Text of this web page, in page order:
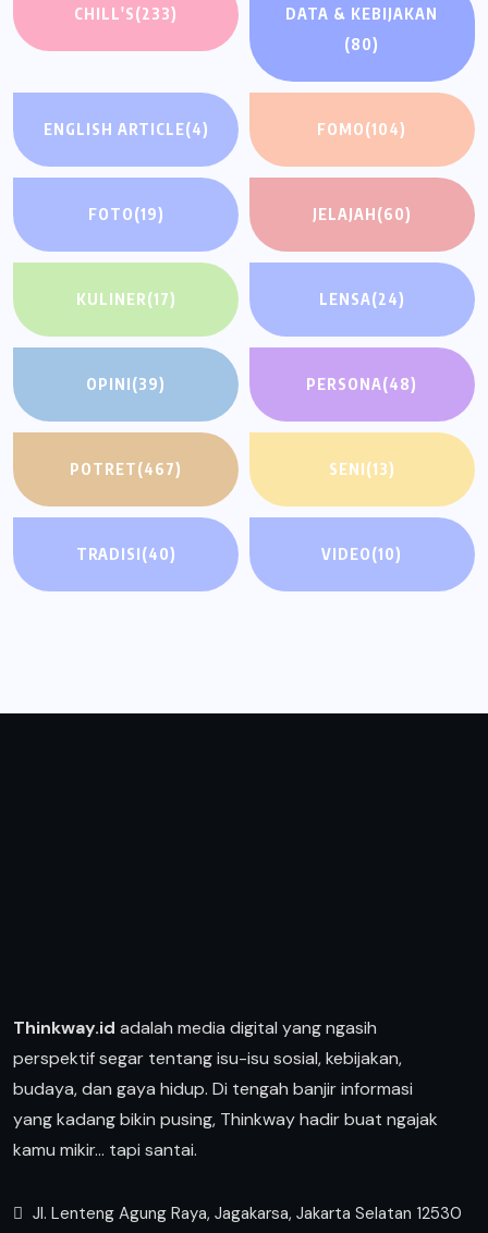
CHILL'S(233)
DATA & KEBIJAKAN
(80)
ENGLISH ARTICLE(4) FOMO(104)
FOTO(19) JELAJAH(60)
KULINER(17) LENSA(24)
OPINI(39) PERSONA(48)
POTRET(467) SENI(13)
TRADISI(40) VIDEO(10)
Thinkway.id adalah media digital yang ngasih
perspektif segar tentang isu-isu sosial, kebijakan,
budaya, dan gaya hidup. Di tengah banjir informasi
yang kadang bikin pusing, Thinkway hadir buat ngajak
kamu mikir… tapi santai.
Jl. Lenteng Agung Raya, Jagakarsa, Jakarta Selatan 12530